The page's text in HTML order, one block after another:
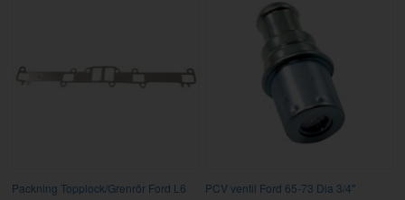
Packning Topplock/Grenrör Ford L6 PCV ventil Ford 65-73 Dia 3/4"